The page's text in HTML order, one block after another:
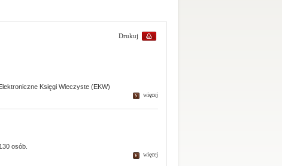
Drukuj
Księgi Wieczyste (EKW)
więcej
osób.
więcej